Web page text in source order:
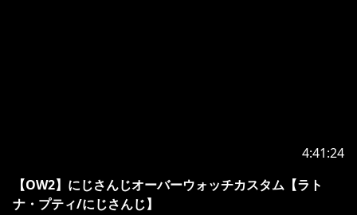
https://twitter.com/ratna_petit
4:41:24
【OW2】にじさんじオーバーウォッチカスタム【ラト
ナ・プティ/にじさんじ】